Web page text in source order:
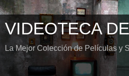
VIDEOTECA
La Mejor Colección de Películas y